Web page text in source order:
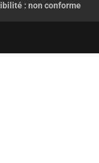
: non conforme